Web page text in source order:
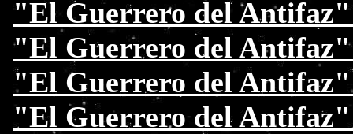
"El Guerrero del
"El Guerrero del Antifaz"
"El Guerrero del
"El Guerrero del Antifaz"